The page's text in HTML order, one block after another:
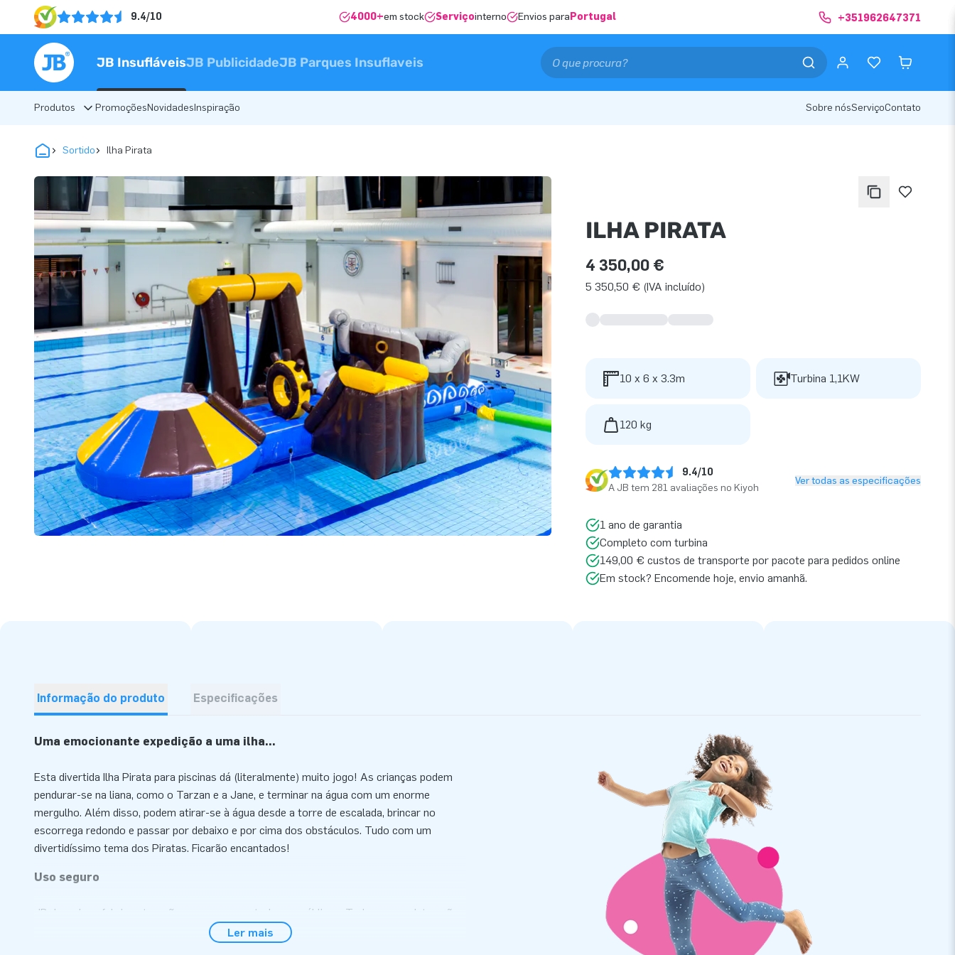
9.4/10 4000+em stock Serviçointerno Envios para Portugal +351962647371
JB InsufláveisJB PublicidadeJB Parques Insuflaveis
Produtos PromoçõesNovidadesInspiração Sobre nósServiçoContato
Sortido Ilha Pirata
ILHA PIRATA
4 350,00 €
5 350,50 € (IVA incluído)
10 x 6 x 3.3m Turbina 1,1KW
120 kg
9.4/10
A JB tem 281 avaliações no Kiyoh
Ver todas as especificações
1 ano de garantia
Completo com turbina
149,00 € custos de transporte por pacote para pedidos online
Em stock? Encomende hoje, envio amanhã.
Informação do produto Especificações
Uma emocionante expedição a uma ilha...
Esta divertida Ilha Pirata para piscinas dá (literalmente) muito jogo! As crianças podem
pendurar-se na liana, como o Tarzan e a Jane, e terminar na água com um enorme
mergulho. Além disso, podem atirar-se à água desde a torre de escalada, brincar no
escorrega redondo e passar por debaixo e por cima dos obstáculos. Tudo com um
divertidíssimo tema dos Piratas. Ficarão encantados!
Uso seguro
JB desenha e fabrica atracções seguras para todos os públicos. Todos os produtos são
fornecidos com um certificado de inspecção reconhecido (NEN-EN 15649:2009), turbina,
Ler mais